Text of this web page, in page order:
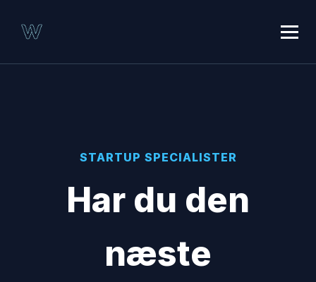
STARTUP SPECIALISTER
Har du den
næste